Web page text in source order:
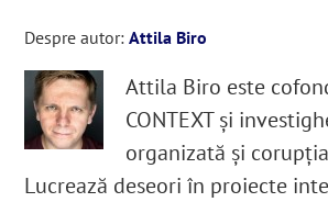
Despre autor:Attila Biro
Attila Biro este
CONTEXT și
organizată și
Lucrează deseori în proiecte